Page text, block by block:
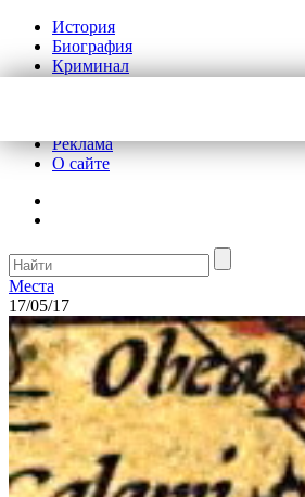
История
Биография
Криминал
Реклама
О сайте
Места
17/05/17